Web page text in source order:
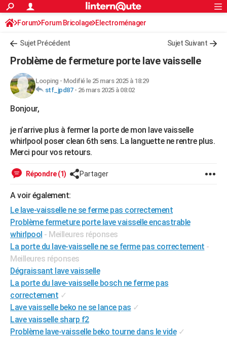
ACTUALITÉS
Politique
Société
Faits Divers
Education
Monde
Villes
+
FINANCE
Retraite
Impôts
Epargne
Immobilier
Risques naturels par ville
Banque
Assurance
Crédit
AUTO
Essais
Réserver un essai
Citadines
Berlines
SUV
Forum auto
+HIGH-TECH
Mobiles
Meilleur smartphone
Internet
Ordinateurs
Jeux vidéo
Guide high-tech
+BRICOLAGE
Forum
Aménagement intérieur
Extérieur
Cuisine
Salle de bains
Jardinage
Rangement
WEEK-END
Guides de France
Escapades
Patrimoine
Expositions
Musées
Week-end nature
LIFESTYLE
Art de vivre
Bien-être
Loisirs
Mode
Modes de vie
SANTE
Alimentation
Guide de la santé
Maladies
Médicaments
Sommeil
VOYAGE
Destinations
City break
Voyage nature
Voyage de noces
Forum
Climat
+PHOTO
GUIDES D'ACHAT
BONS PLANS
CARTE DE VOEUX
Carte de Noël
Carte Bonne année
Carte Saint-Valentin
Carte Pâques
Carte d'anniversaire
DICTIONNAIRE
S'inscrire
Connexion
Forum Forum Bricolage Electroménager
Sujet Précédent Sujet Suivant
Problème de fermeture porte lave vaisselle
Looping - Modifié le 25 mars 2025 à 18:29
stf_jpd87- 26 mars 2025 à 08:02
Bonjour,
je n’arrive plus à fermer la porte de mon lave vaisselle
whirlpool poser clean 6th sens. La languette ne rentre plus.
Merci pour vos retours.
Répondre (1) Partager
A voir également:
Le lave-vaisselle ne se ferme pas correctement
Problème fermeture porte lave vaisselle encastrable
whirlpool - Meilleures réponses
La porte du lave-vaisselle ne se ferme pas correctement -
Meilleures réponses
Dégraissant lave vaisselle
La porte du lave-vaisselle bosch ne ferme pas
correctement ✓
Lave vaisselle beko ne se lance pas ✓
Lave vaisselle sharp f2
Problème lave-vaisselle beko tourne dans le vide ✓